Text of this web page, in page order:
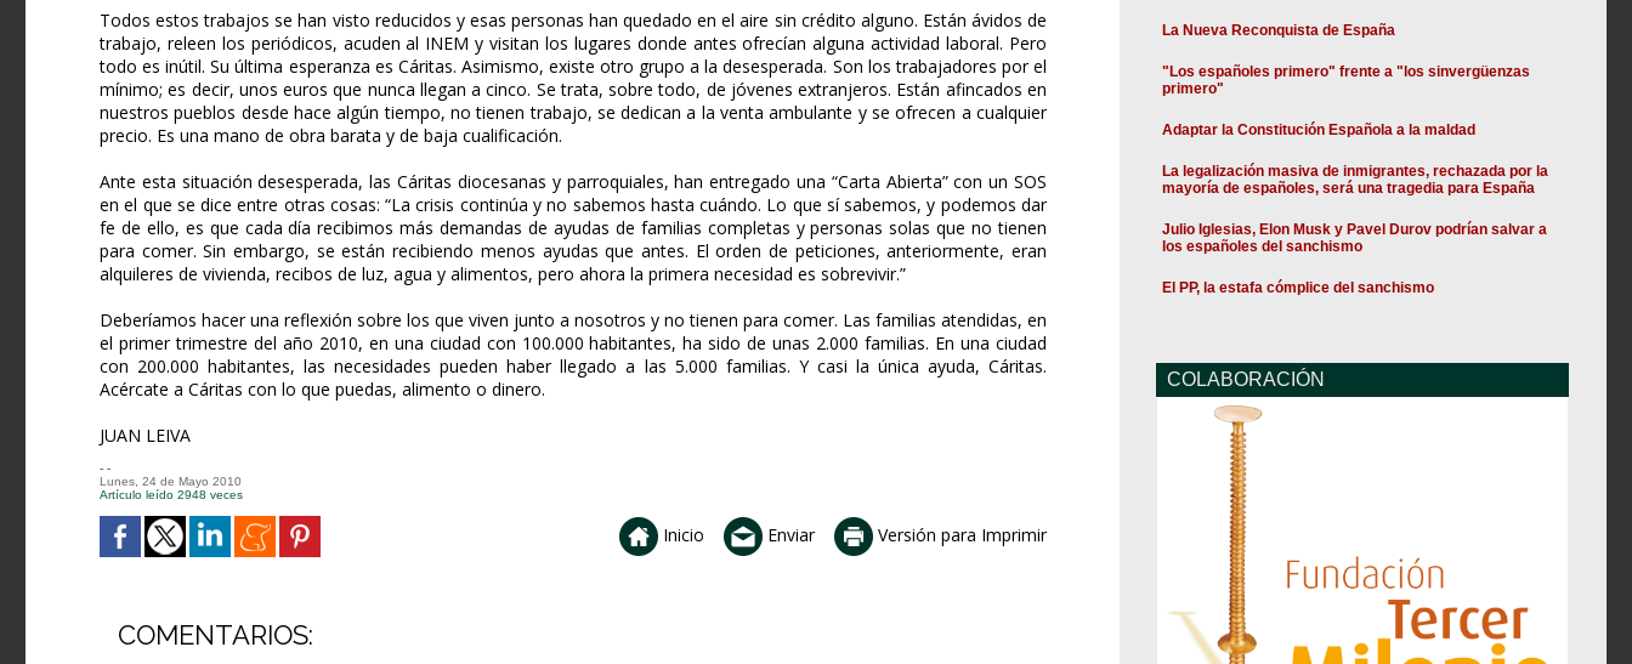
Todos estos trabajos se han visto reducidos y esas personas han quedado en el aire sin crédito alguno. Están ávidos de
trabajo, releen los periódicos, acuden al INEM y visitan los lugares donde antes ofrecían alguna actividad laboral. Pero
todo es inútil. Su última esperanza es Cáritas. Asimismo, existe otro grupo a la desesperada. Son los trabajadores por el
mínimo; es decir, unos euros que nunca llegan a cinco. Se trata, sobre todo, de jóvenes extranjeros. Están afincados en
nuestros pueblos desde hace algún tiempo, no tienen trabajo, se dedican a la venta ambulante y se ofrecen a cualquier
precio. Es una mano de obra barata y de baja cualificación.
Ante esta situación desesperada, las Cáritas diocesanas y parroquiales, han entregado una “Carta Abierta” con un SOS
en el que se dice entre otras cosas: “La crisis continúa y no sabemos hasta cuándo. Lo que sí sabemos, y podemos dar
fe de ello, es que cada día recibimos más demandas de ayudas de familias completas y personas solas que no tienen
para comer. Sin embargo, se están recibiendo menos ayudas que antes. El orden de peticiones, anteriormente, eran
alquileres de vivienda, recibos de luz, agua y alimentos, pero ahora la primera necesidad es sobrevivir.”
Deberíamos hacer una reflexión sobre los que viven junto a nosotros y no tienen para comer. Las familias atendidas, en
el primer trimestre del año 2010, en una ciudad con 100.000 habitantes, ha sido de unas 2.000 familias. En una ciudad
con 200.000 habitantes, las necesidades pueden haber llegado a las 5.000 familias. Y casi la única ayuda, Cáritas.
Acércate a Cáritas con lo que puedas, alimento o dinero.
JUAN LEIVA
- -
Lunes, 24 de Mayo 2010
Artículo leído 2948 veces
Inicio Enviar Versión para Imprimir
COMENTARIOS:
La Nueva Reconquista de España
"Los españoles primero" frente a "los sinvergüenzas
primero"
Adaptar la Constitución Española a la maldad
La legalización masiva de inmigrantes, rechazada por la
mayoría de españoles, será una tragedia para España
Julio Iglesias, Elon Musk y Pavel Durov podrían salvar a
los españoles del sanchismo
El PP, la estafa cómplice del sanchismo
COLABORACIÓN